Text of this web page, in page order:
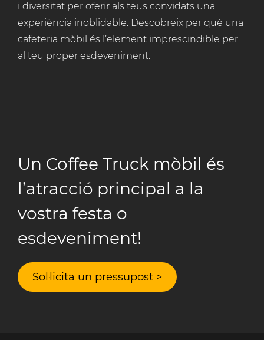
i diversitat per oferir als teus convidats una
experiència inoblidable. Descobreix per què una
cafeteria mòbil és l’element imprescindible per
al teu proper esdeveniment.
Un Coffee Truck mòbil és
l’atracció principal a la
vostra festa o
esdeveniment!
Sol·licita un pressupost >